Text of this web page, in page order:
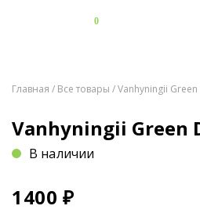
0
Главная / Все товары / Vanhyningii
Vanhyningii Green
В наличии
1400 ₽